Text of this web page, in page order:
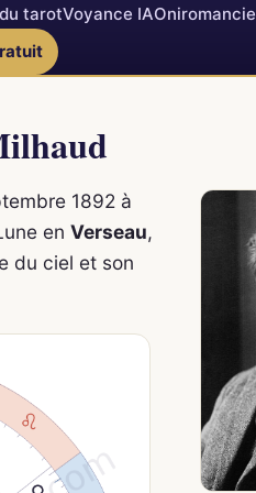
tarotVoyance IAOniromancie
1892 à
en Verseau,
du ciel et son